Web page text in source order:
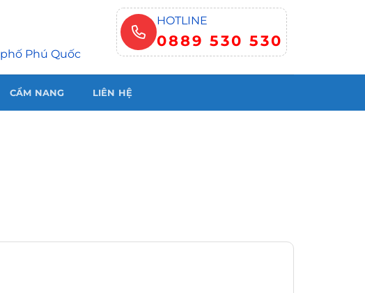
Phú Quốc
HOTLINE
0889 530 530
CẨM NANG LIÊN HỆ